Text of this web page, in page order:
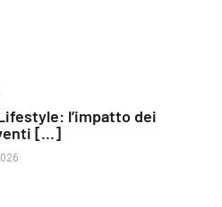
l’impatto dei
[...]